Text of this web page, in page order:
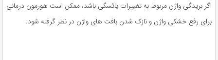
اگر بریدگی واژن مربوط به تغییرات یائسگی باشد، ممکن است هورمون درمانی
برای رفع خشکی واژن و نازک شدن بافت های واژن در نظر گرفته شود.